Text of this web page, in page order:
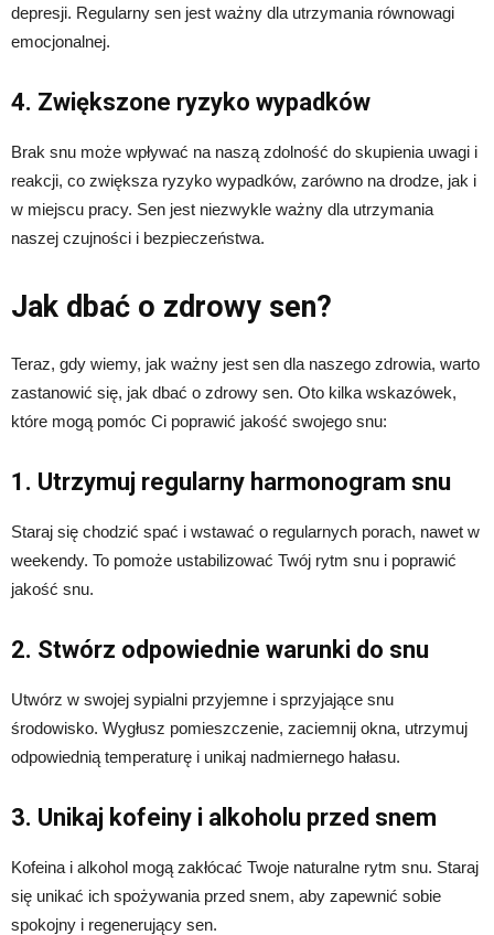
depresji. Regularny sen jest ważny dla utrzymania równowagi
emocjonalnej.
4. Zwiększone ryzyko wypadków
Brak snu może wpływać na naszą zdolność do skupienia uwagi i
reakcji, co zwiększa ryzyko wypadków, zarówno na drodze, jak i
w miejscu pracy. Sen jest niezwykle ważny dla utrzymania
naszej czujności i bezpieczeństwa.
Jak dbać o zdrowy sen?
Teraz, gdy wiemy, jak ważny jest sen dla naszego zdrowia, warto
zastanowić się, jak dbać o zdrowy sen. Oto kilka wskazówek,
które mogą pomóc Ci poprawić jakość swojego snu:
1. Utrzymuj regularny harmonogram snu
Staraj się chodzić spać i wstawać o regularnych porach, nawet w
weekendy. To pomoże ustabilizować Twój rytm snu i poprawić
jakość snu.
2. Stwórz odpowiednie warunki do snu
Utwórz w swojej sypialni przyjemne i sprzyjające snu
środowisko. Wygłusz pomieszczenie, zaciemnij okna, utrzymuj
odpowiednią temperaturę i unikaj nadmiernego hałasu.
3. Unikaj kofeiny i alkoholu przed snem
Kofeina i alkohol mogą zakłócać Twoje naturalne rytm snu. Staraj
się unikać ich spożywania przed snem, aby zapewnić sobie
spokojny i regenerujący sen.